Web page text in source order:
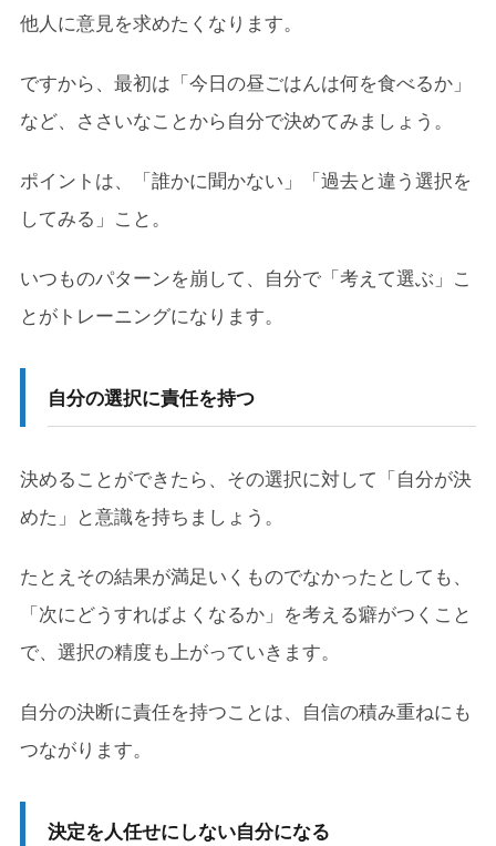
他人に意見を求めたくなります。
ですから、最初は「今日の昼ごはんは何を食べるか」
など、ささいなことから自分で決めてみましょう。
ポイントは、「誰かに聞かない」「過去と違う選択を
してみる」こと。
いつものパターンを崩して、自分で「考えて選ぶ」こ
とがトレーニングになります。
自分の選択に責任を持つ
決めることができたら、その選択に対して「自分が決
めた」と意識を持ちましょう。
たとえその結果が満足いくものでなかったとしても、
「次にどうすればよくなるか」を考える癖がつくこと
で、選択の精度も上がっていきます。
自分の決断に責任を持つことは、自信の積み重ねにも
つながります。
決定を人任せにしない自分になる